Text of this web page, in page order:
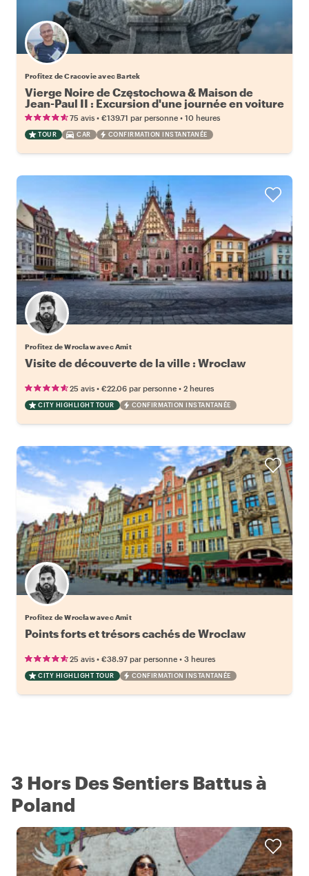
Profitez de Cracovie avec Bartek
Vierge Noire de Częstochowa & Maison de
Jean-Paul II : Excursion d'une journée en voiture
75 avis • €139.71 par personne • 10 heures
TOUR CAR CONFIRMATION INSTANTANÉE
Profitez de Wrocław avec Amit
Visite de découverte de la ville : Wroclaw
25 avis • €22.06 par personne • 2 heures
CITY HIGHLIGHT TOUR CONFIRMATION INSTANTANÉE
Profitez de Wrocław avec Amit
Points forts et trésors cachés de Wroclaw
25 avis • €38.97 par personne • 3 heures
CITY HIGHLIGHT TOUR CONFIRMATION INSTANTANÉE
3 Hors Des Sentiers Battus à
Poland